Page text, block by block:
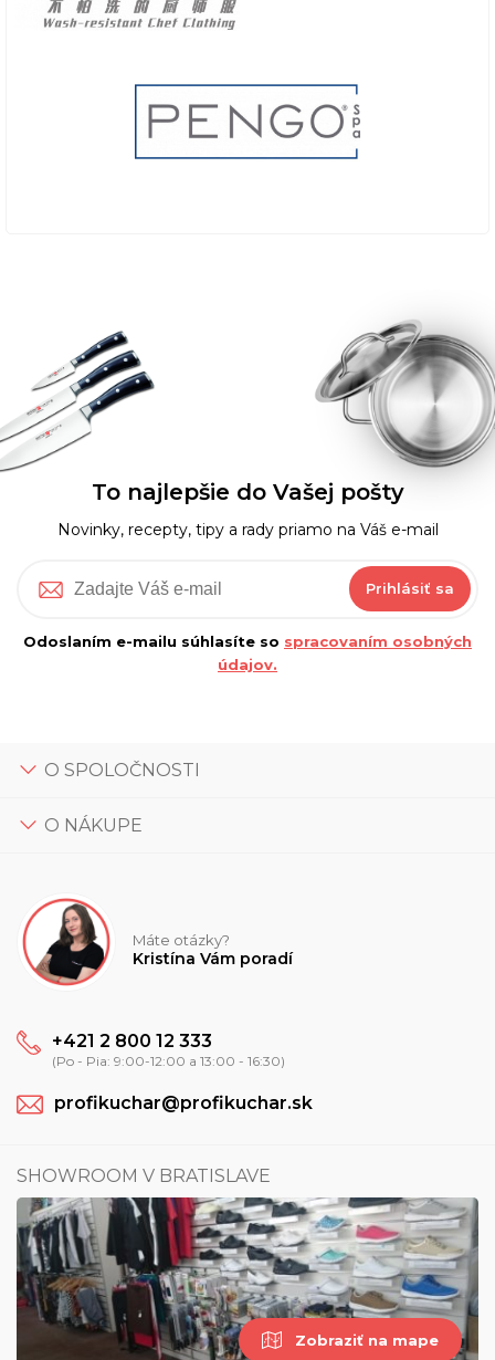
To najlepšie do Vašej pošty
Novinky, recepty, tipy a rady priamo na Váš e-mail
Prihlásiť sa
Odoslaním e-mailu súhlasíte so spracovaním osobných
údajov.
O SPOLOČNOSTI
O NÁKUPE
Máte otázky?
Kristína Vám poradí
+421 2 800 12 333
(Po - Pia: 9:00-12:00 a 13:00 - 16:30)
profikuchar@profikuchar.sk
SHOWROOM V BRATISLAVE
Zobraziť na mape